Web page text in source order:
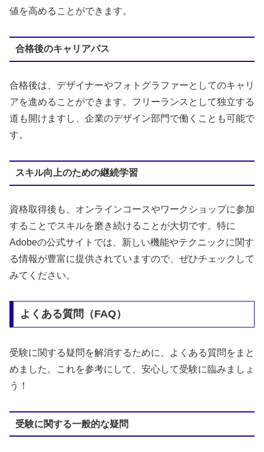
値を高めることができます。
合格後のキャリアパス
合格後は、デザイナーやフォトグラファーとしてのキャリ
アを進めることができます。フリーランスとして独立する
道も開けますし、企業のデザイン部門で働くことも可能で
す。
スキル向上のための継続学習
資格取得後も、オンラインコースやワークショップに参加
することでスキルを磨き続けることが大切です。特に
Adobeの公式サイトでは、新しい機能やテクニックに関す
る情報が豊富に提供されていますので、ぜひチェックして
みてください。
よくある質問（FAQ）
受験に関する疑問を解消するために、よくある質問をまと
めました。これを参考にして、安心して受験に臨みましょ
う！
受験に関する一般的な疑問